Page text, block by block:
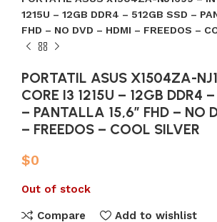
1215U – 12GB DDR4 – 512GB SSD –
FHD – NO DVD – HDMI – FREEDOS –
PORTATIL ASUS X1504ZA-
CORE I3 1215U – 12GB DDR4
– PANTALLA 15,6″ FHD – NO
– FREEDOS – COOL SILVER
$0
Out of stock
Compare Add to wishlist